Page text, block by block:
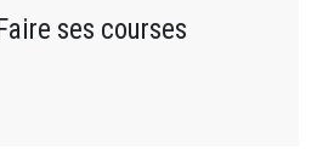
ses courses